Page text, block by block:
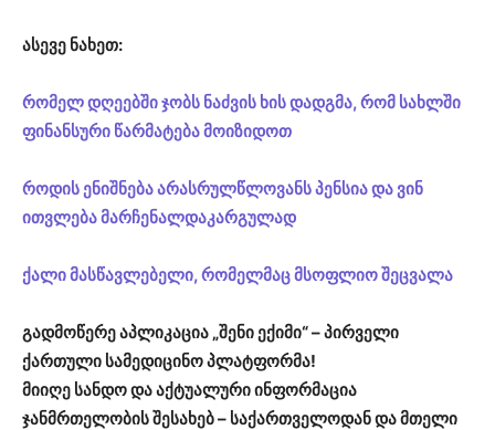
ასევე ნახეთ:
რომელ დღეებში ჯობს ნაძვის ხის დადგმა, რომ სახლში
ფინანსური წარმატება მოიზიდოთ
როდის ენიშნება არასრულწლოვანს პენსია და ვინ
ითვლება მარჩენალდაკარგულად
ქალი მასწავლებელი, რომელმაც მსოფლიო შეცვალა
გადმოწერე აპლიკაცია „შენი ექიმი“ – პირველი
ქართული სამედიცინო პლატფორმა!
მიიღე სანდო და აქტუალური ინფორმაცია
ჯანმრთელობის შესახებ – საქართველოდან და მთელი